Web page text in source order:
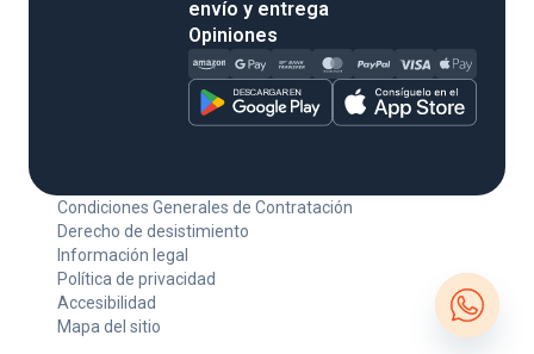
envío y entrega
Opiniones
Condiciones Generales de Contratación
Derecho de desistimiento
Información legal
Política de privacidad
Accesibilidad
Mapa del sitio